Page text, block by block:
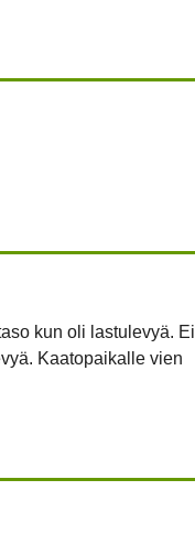
kun oli lastulevyä. Ei
Kaatopaikalle vien